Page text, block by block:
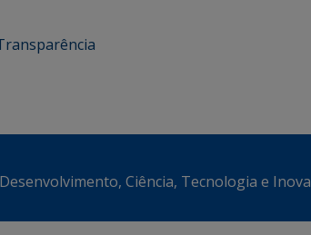
Ciência, Tecnologia e